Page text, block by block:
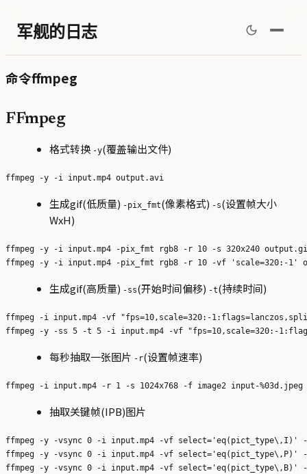
军舰的日志
命令ffmpeg
FFmpeg
格式转换 -y(覆盖输出文件)
生成gif(低质量) -pix_fmt(像素格式) -s(设置帧大小
WxH)
ffmpeg -y -i input.mp4 -pix_fmt rgb8 -r 10 -s 320x240
生成gif(高质量) -ss(开始时间偏移) -t(持续时间)
ffmpeg -i input.mp4 -vf "fps=10,scale=320:-
每秒抽取一张图片 -r(设置帧速率)
抽取关键帧(IPB)图片
ffmpeg -y -vsync 0 -i input.mp4 -vf select='eq(pict_type\,I)' -f
ffmpeg -y -vsync 0 -i input.mp4 -vf select='eq(pict_type\,P)' -f